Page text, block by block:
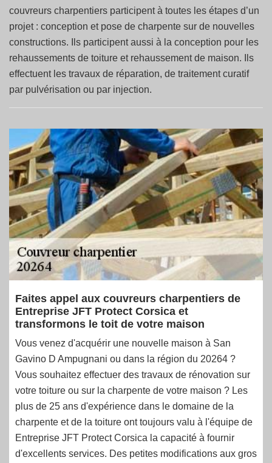
couvreurs charpentiers participent à toutes les étapes d’un
projet : conception et pose de charpente sur de nouvelles
constructions. Ils participent aussi à la conception pour les
rehaussements de toiture et rehaussement de maison. Ils
effectuent les travaux de réparation, de traitement curatif
par pulvérisation ou par injection.
Faites appel aux couvreurs charpentiers de
Entreprise JFT Protect Corsica et
transformons le toit de votre maison
Vous venez d'acquérir une nouvelle maison à San
Gavino D Ampugnani ou dans la région du 20264 ?
Vous souhaitez effectuer des travaux de rénovation sur
votre toiture ou sur la charpente de votre maison ? Les
plus de 25 ans d'expérience dans le domaine de la
charpente et de la toiture ont toujours valu à l'équipe de
Entreprise JFT Protect Corsica la capacité à fournir
d'excellents services. Des petites modifications aux gros